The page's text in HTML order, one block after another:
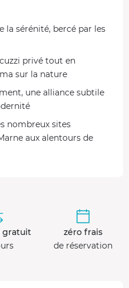
la sérénité, bercé par les
privé tout en
sur la nature
une alliance subtile
nombreux sites
aux alentours de
gratuit
zéro frais
de réservation